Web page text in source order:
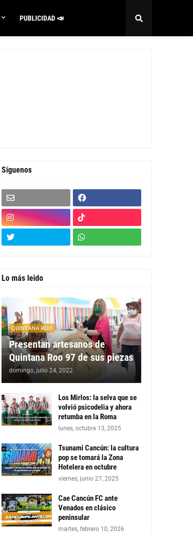
PUBLICIDAD 📣
Síguenos
Lo más leido
QUINTANA ROO
Presentan artesanos de
Quintana Roo 97 de sus piezas
domingo, julio 24, 2022
Los Mirlos: la selva que se
volvió psicodelia y ahora
retumba en la Roma
lunes, octubre 13, 2025
Tsunami Cancún: la cultura
pop se tomará la Zona
Hotelera en octubre
viernes, junio 27, 2025
Cae Cancún FC ante
Venados en clásico
peninsular
martes, febrero 10, 2026